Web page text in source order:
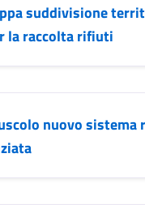
suddivisione
la raccolta rifiuti
nuovo sistema